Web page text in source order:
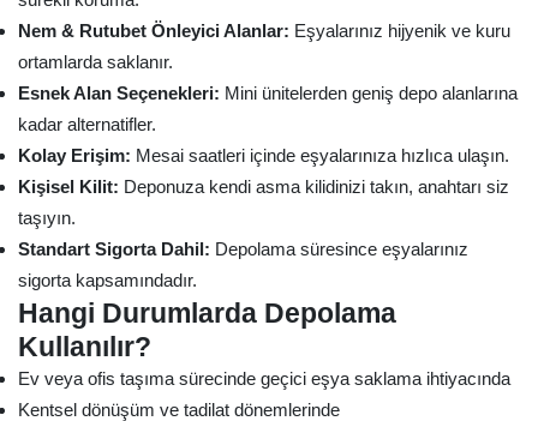
Nem & Rutubet Önleyici Alanlar: Eşyalarınız hijyenik ve kuru
ortamlarda saklanır.
Esnek Alan Seçenekleri: Mini ünitelerden geniş depo alanlarına
kadar alternatifler.
Kolay Erişim: Mesai saatleri içinde eşyalarınıza hızlıca ulaşın.
Kişisel Kilit: Deponuza kendi asma kilidinizi takın, anahtarı siz
taşıyın.
Standart Sigorta Dahil: Depolama süresince eşyalarınız
sigorta kapsamındadır.
Hangi Durumlarda Depolama
Kullanılır?
Ev veya ofis taşıma sürecinde geçici eşya saklama ihtiyacında
Kentsel dönüşüm ve tadilat dönemlerinde